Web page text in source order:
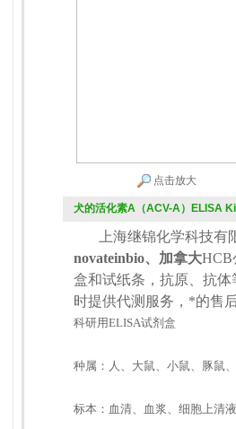
点击放大
犬的活化素A（ACV-A）ELISA
上海继锦化学科技有
novateinbio、加拿大HCB
盒和试纸条，抗原、抗
时提供代测服务，*的售
科研用ELISA试剂盒
种属：人、大鼠、小鼠、豚鼠
标本：血清、血浆、细胞上清